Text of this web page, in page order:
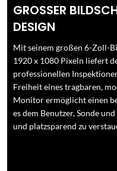
GROSSER
DESIGN
Mit seinem großen 6-Zoll-
1920 x 1080 Pixeln liefert
professionellen
Freiheit eines tragbaren,
Monitor ermöglicht einen
es dem Benutzer, Sonde
und platzsparend zu